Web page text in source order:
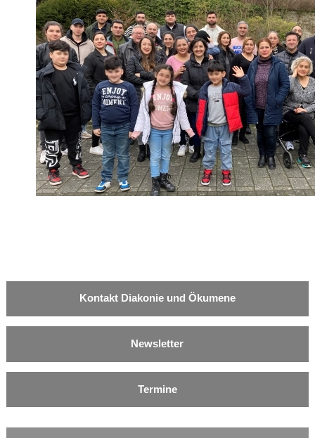
Kontakt Diakonie und Ökumene
Newsletter
Termine